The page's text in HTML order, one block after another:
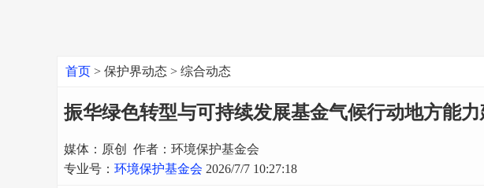
首页 > 保护界动态 > 综合动态
振华绿色转型与可持续发展基金气候行动地方能
媒体：原创 作者：环境保护基金会
专业号： 环境保护基金会 2026/7/7 10:27:18